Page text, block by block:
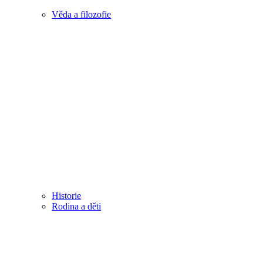
Věda a filozofie
Historie
Rodina a děti